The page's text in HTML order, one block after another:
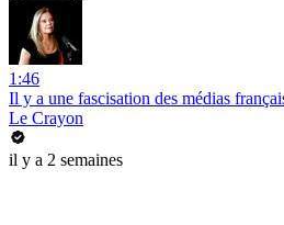
1:46
Il y a une fascisation des médias
Le Crayon
il y a 2 semaines